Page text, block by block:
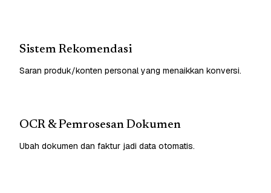
Sistem Rekomendasi
Saran produk/konten personal yang menaikkan konversi.
OCR & Pemrosesan Dokumen
Ubah dokumen dan faktur jadi data otomatis.